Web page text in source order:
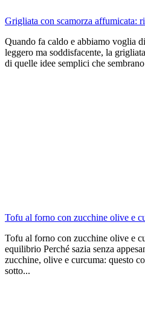
Grigliata con scamorza affumicata:
Quando fa caldo e abbiamo voglia
leggero ma soddisfacente, la
di quelle idee semplici che
Tofu al forno con zucchine olive e
Tofu al forno con zucchine olive e
equilibrio Perché sazia senza
zucchine, olive e curcuma: questo
sotto...